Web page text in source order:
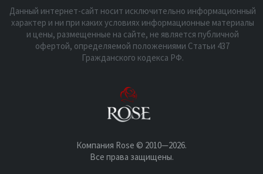
Компания Rose © 2010—2026.
Все права защищены.
Данный интернет-сайт носит исключительно информационный
характер и ни при каких условиях информационные материалы
и цены, размещенные на сайте, не является публичной
офертой, определяемой положениями Статьи 437
Гражданского кодекса РФ.